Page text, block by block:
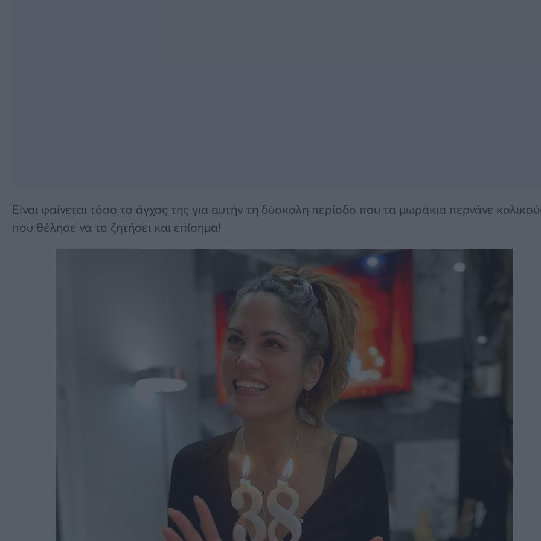
Είναι φαίνεται τόσο το άγχος της για αυτήν τη δύσκολη περίοδο που τα μωράκια περνάνε
που θέλησε να το ζητήσει και επίσημα!